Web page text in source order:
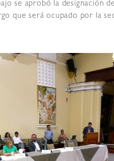
se aprobó la designación
que será ocupado por la